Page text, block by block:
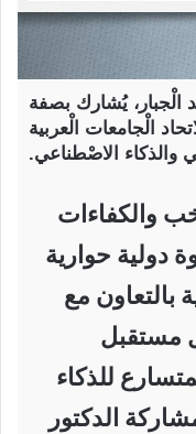
الْجبار، يُشارك بصفة
الْجامعات الْعربية
والذكاء الاصْطناعي.
والكفاءات
حوارية
بالتعاون مع
مستقبل
للذكاء
الدكتور